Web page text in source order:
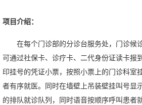
项目介绍：
在每个门诊部的分诊台服务处，门诊候
可通过社保卡、诊疗卡、二代身份证读卡报
印挂号的凭证小票，按照小票上的门诊科室
者有序就医。同时在墙壁上吊装壁挂叫号显
的排队就诊队列，同时语音按顺序呼叫患者